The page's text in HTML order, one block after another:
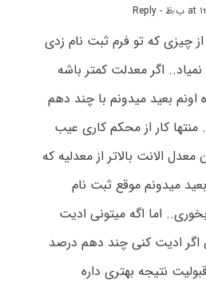
- Reply
چیزی که تو فرم ثبت نام زدی
اگر معدلت کمتر باشه
بعید میدونم با چند دهم
کار از محکم کاری عیب
الانت بالاتر از معدلیه که
میدونم موقع ثبت نام
اما اگه میتونی ادیت
اگر ادیت کنی چند دهم درصد
نتیجه بهتری داره